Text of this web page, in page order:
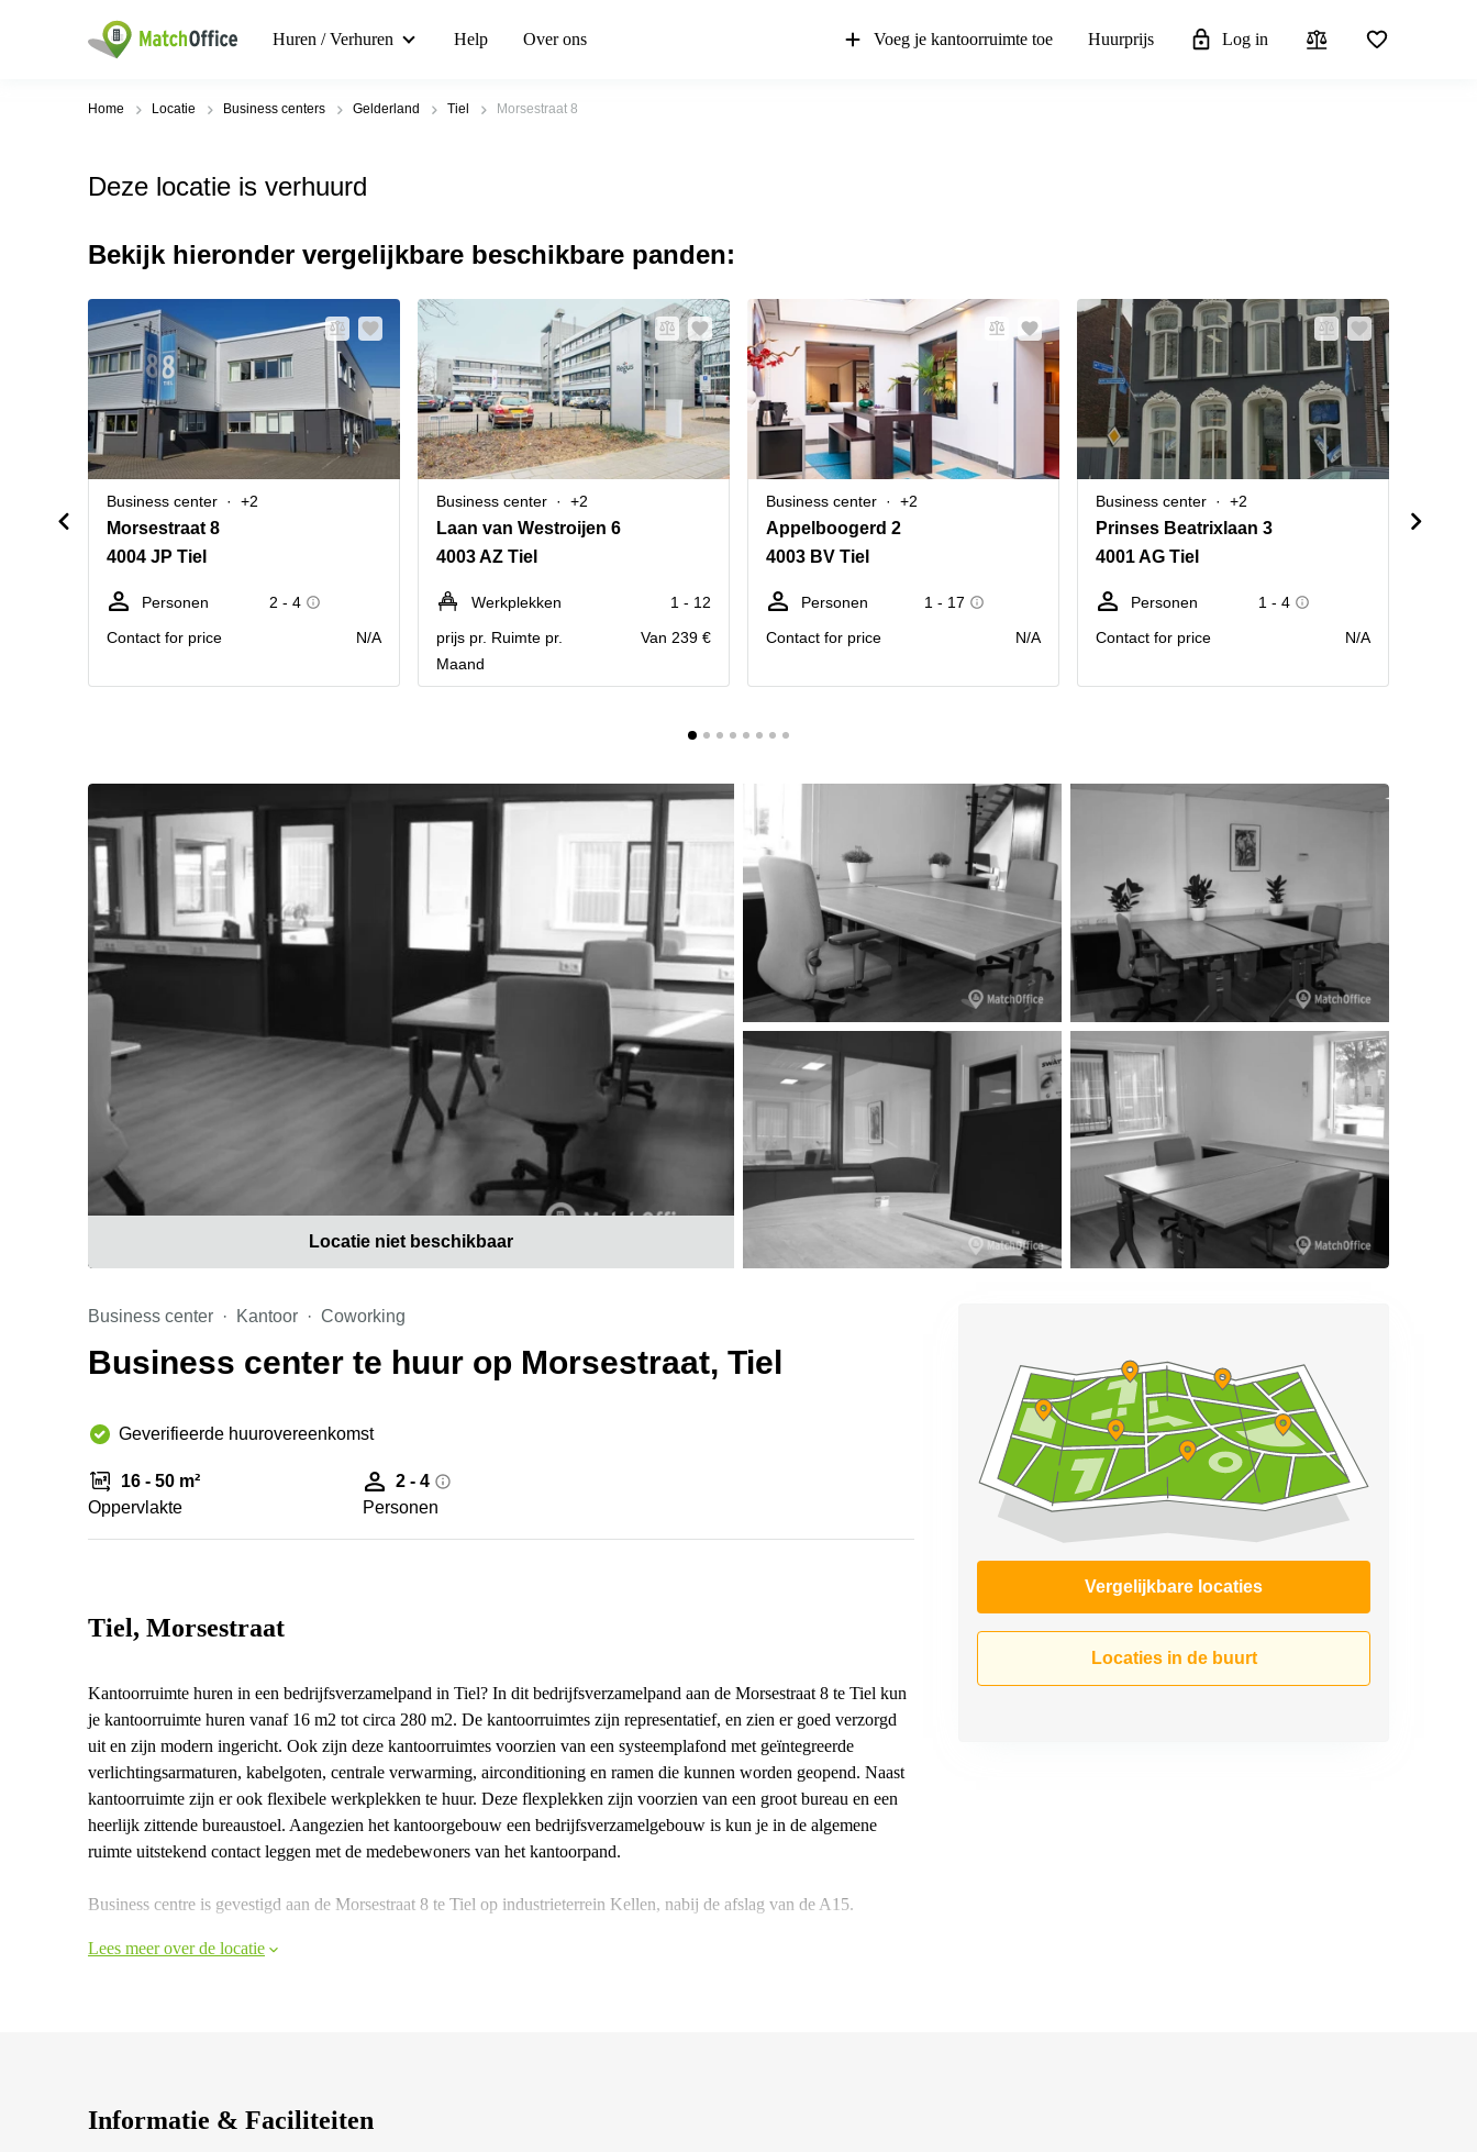
Huren / Verhuren Help Over ons Voeg je kantoorruimte toe Huurprijs Log in
Home Locatie Business centers Gelderland Tiel Morsestraat 8
Deze locatie is verhuurd
Bekijk hieronder vergelijkbare beschikbare panden:
Business center +2
Morsestraat 8
4004 JP Tiel
Personen
2 - 4
Contact for price
N/A
Business center +2
Laan van Westroijen 6
4003 AZ Tiel
Werkplekken
1 - 12
prijs pr. Ruimte pr.
Maand
Van 239 €
Business center +2
Appelboogerd 2
4003 BV Tiel
Personen
1 - 17
Contact for price
N/A
Business center +2
Prinses Beatrixlaan 3
4001 AG Tiel
Personen
1 - 4
Contact for price
N/A
Locatie niet beschikbaar
Business center Kantoor Coworking
Business center te huur op Morsestraat, Tiel
Geverifieerde huurovereenkomst
16 - 50 m²
Oppervlakte
2 - 4
Personen
Vergelijkbare locaties
Locaties in de buurt
Tiel, Morsestraat
Kantoorruimte huren in een bedrijfsverzamelpand in Tiel? In dit bedrijfsverzamelpand aan de Morsestraat 8 te Tiel kun
je kantoorruimte huren vanaf 16 m2 tot circa 280 m2. De kantoorruimtes zijn representatief, en zien er goed verzorgd
uit en zijn modern ingericht. Ook zijn deze kantoorruimtes voorzien van een systeemplafond met geïntegreerde
verlichtingsarmaturen, kabelgoten, centrale verwarming, airconditioning en ramen die kunnen worden geopend. Naast
kantoorruimte zijn er ook flexibele werkplekken te huur. Deze flexplekken zijn voorzien van een groot bureau en een
heerlijk zittende bureaustoel. Aangezien het kantoorgebouw een bedrijfsverzamelgebouw is kun je in de algemene
ruimte uitstekend contact leggen met de medebewoners van het kantoorpand.
Business centre is gevestigd aan de Morsestraat 8 te Tiel op industrieterrein Kellen, nabij de afslag van de A15.
Lees meer over de locatie
Informatie & Faciliteiten